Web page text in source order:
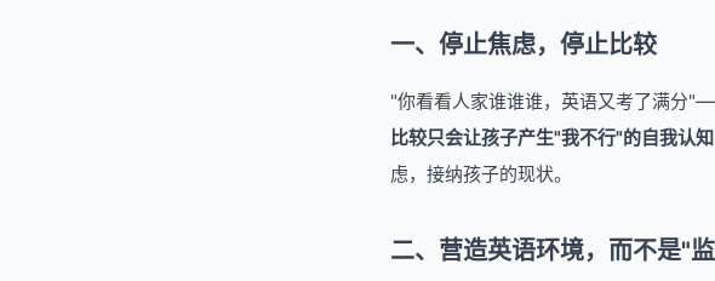
一、停止焦虑，停止比较
"你看看人家谁谁谁，英语又考了满分
比较只会让孩子产生"我不行"的自我认
虑，接纳孩子的现状。
二、营造英语环境，而不是"